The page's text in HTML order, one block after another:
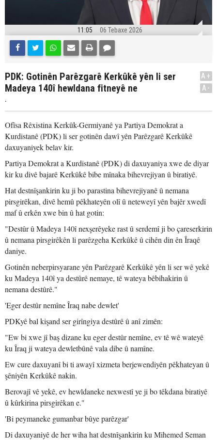
11:05 06 Tebaxe 2026
PDK: Gotinên Parêzgarê Kerkûkê yên li ser
Madeya 140î hewldana fitneyê ne
.
A+
A-
Ofîsa Rêxistina Kerkûk-Germiyanê ya Partiya Demokrat a
Kurdistanê (PDK) li ser gotinên dawî yên Parêzgarê Kerkûkê
daxuyaniyek belav kir.
Partiya Demokrat a Kurdistanê (PDK) di daxuyaniya xwe de diyar
kir ku divê bajarê Kerkûkê bibe mînaka bihevrejiyan û biratiyê.
Hat destnîşankirin ku ji bo parastina bihevrejiyanê û nemana
pirsgirêkan, divê hemû pêkhateyên olî û neteweyî yên bajêr xwedî
maf û erkên xwe bin û hat gotin:
"Destûr û Madeya 140î nexşerêyeke rast û serdemî ji bo çareserkirin
û nemana pirsgirêkên li parêzgeha Kerkûkê û cihên din ên Îraqê
daniye.
Gotinên neberpirsyarane yên Parêzgarê Kerkûkê yên li ser wê yekê
ku Madeya 140î ya destûrê nemaye, tê wateya bêbihakirin û
nemana destûrê."
'Eger destûr nemîne Îraq nabe dewlet'
PDKyê bal kişand ser girîngiya destûrê û anî zimên:
"Ew bi xwe jî baş dizane ku eger destûr nemîne, ev tê wê wateyê
ku Îraq ji wateya dewletbûnê vala dibe û namîne.
Ew cure daxuyanî bi ti awayî xizmeta berjewendiyên pêkhateyan û
şêniyên Kerkûkê nakin.
Berovajî vê yekê, ev hewldaneke nexwestî ye ji bo têkdana biratiyê
û kûrkirina pirsgirêkan e."
'Bi peymaneke gumanbar bûye parêzgar'
Di daxuyaniyê de her wiha hat destnîşankirin ku Mihemed Seman